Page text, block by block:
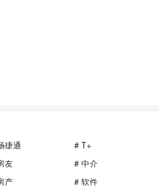
捷通
# T+
友
# 中介
产
# 软件